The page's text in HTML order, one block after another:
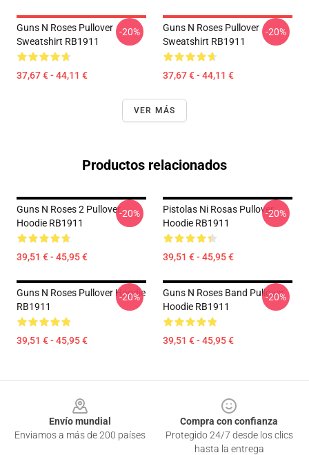
Guns N Roses Pullover
Sweatshirt RB1911
37,67 € - 44,11 €
-20%
Guns N Roses Pullover
Sweatshirt RB1911
37,67 € - 44,11 €
-20%
VER MÁS
Productos relacionados
Guns N Roses 2 Pullover
Hoodie RB1911
39,51 € - 45,95 €
-20%
Pistolas Ni Rosas Pullover
Hoodie RB1911
39,51 € - 45,95 €
-20%
Guns N Roses Pullover Hoodie
RB1911
39,51 € - 45,95 €
-20%
Guns N Roses Band Pullover
Hoodie RB1911
39,51 € - 45,95 €
-20%
Envío mundial
Enviamos a más de 200 países
Compra con confianza
Protegido 24/7 desde los clics
hasta la entrega